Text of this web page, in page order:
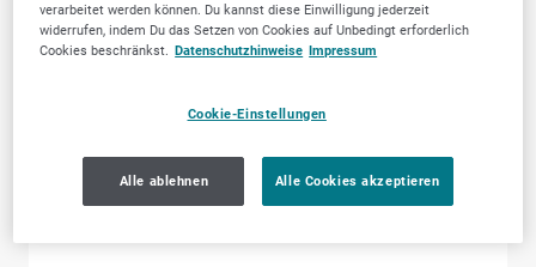
verarbeitet werden können. Du kannst diese Einwilligung jederzeit
widerrufen, indem Du das Setzen von Cookies auf Unbedingt erforderlich
Cookies beschränkst. Datenschutzhinweise Impressum
Cookie-Einstellungen
Alle ablehnen Alle Cookies akzeptieren